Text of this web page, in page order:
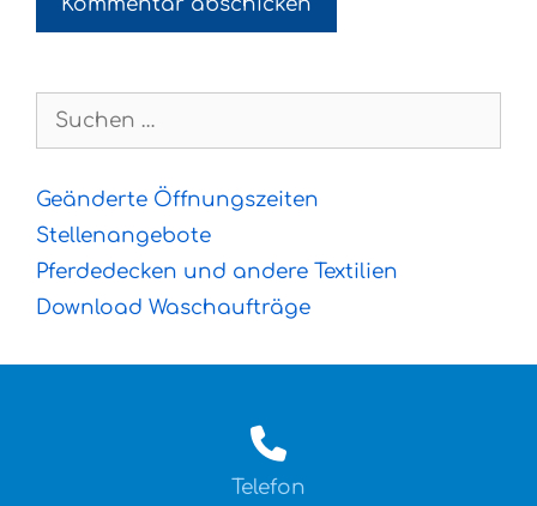
Suchen
Geänderte Öffnungszeiten
Stellenangebote
Pferdedecken und andere Textilien
Download Waschaufträge
Telefon